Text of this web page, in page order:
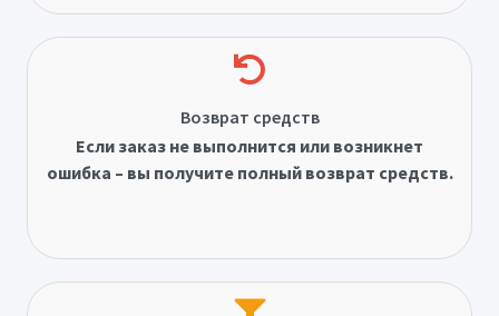
Возврат средств
Если заказ не выполнится или возникнет
ошибка – вы получите полный возврат средств.